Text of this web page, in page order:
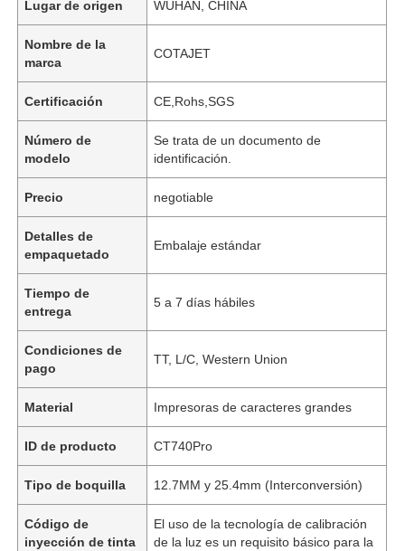
Lugar de origen WUHAN, CHINA
Nombre de la
marca
COTAJET
Certificación CE,Rohs,SGS
Número de
modelo
Se trata de un documento de
identificación.
Precio negotiable
Detalles de
empaquetado
Embalaje estándar
Tiempo de
entrega
5 a 7 días hábiles
Condiciones de
pago
TT, L/C, Western Union
Material Impresoras de caracteres grandes
ID de producto CT740Pro
Tipo de boquilla 12.7MM y 25.4mm (Interconversión)
Código de
inyección de tinta
El uso de la tecnología de calibración
de la luz es un requisito básico para la